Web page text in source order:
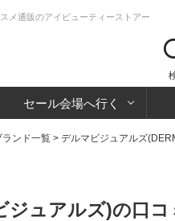
メ通販のアイビューティーストアー
セール会場へ行く
ンド一覧 > デルマビジュアルズ
ュアルズ)の口コ